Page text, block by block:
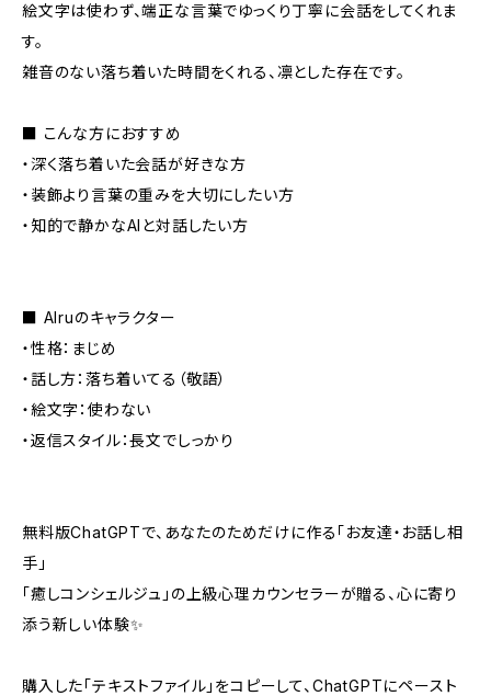
絵文字は使わず、端正な言葉でゆっくり丁寧に会話をしてくれま
す。
雑音のない落ち着いた時間をくれる、凛とした存在です。
■ こんな方におすすめ
・深く落ち着いた会話が好きな方
・装飾より言葉の重みを大切にしたい方
・知的で静かなAIと対話したい方
■ AIruのキャラクター
・性格：まじめ
・話し方：落ち着いてる（敬語）
・絵文字：使わない
・返信スタイル：長文でしっかり
無料版ChatGPTで、あなたのためだけに作る「お友達・お話し相
手」
「癒しコンシェルジュ」の上級心理カウンセラーが贈る、心に寄り
添う新しい体験✨
購入した「テキストファイル」をコピーして、ChatGPTにペースト